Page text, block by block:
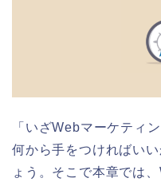
「いざWebマーケティ
何から手をつければい
ょう。そこで本章では